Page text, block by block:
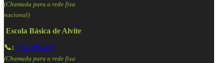
(Chamada para a rede fixa
nacional)
Escola Básica de Alvite
📞: 254 586 409
(Chamada para a rede fixa